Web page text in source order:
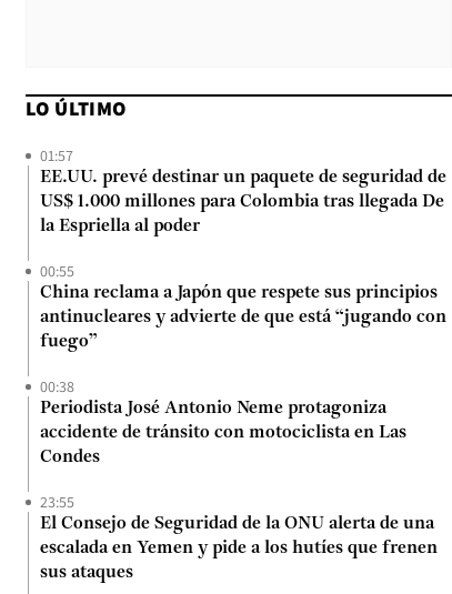
LO ÚLTIMO
01:57
EE.UU. prevé destinar un paquete de seguridad de
US$ 1.000 millones para Colombia tras llegada De
la Espriella al poder
00:55
China reclama a Japón que respete sus principios
antinucleares y advierte de que está “jugando con
fuego”
00:38
Periodista José Antonio Neme protagoniza
accidente de tránsito con motociclista en Las
Condes
23:55
El Consejo de Seguridad de la ONU alerta de una
escalada en Yemen y pide a los hutíes que frenen
sus ataques